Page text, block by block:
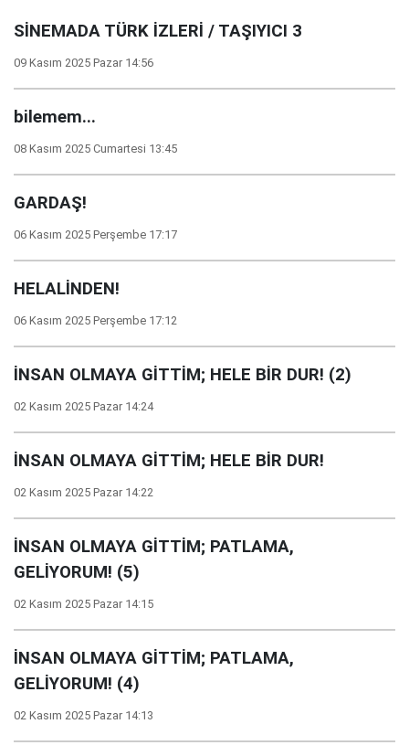
SİNEMADA TÜRK İZLERİ / TAŞIYICI 3
09 Kasım 2025 Pazar 14:56
bilemem...
08 Kasım 2025 Cumartesi 13:45
GARDAŞ!
06 Kasım 2025 Perşembe 17:17
HELALİNDEN!
06 Kasım 2025 Perşembe 17:12
İNSAN OLMAYA GİTTİM; HELE BİR DUR! (2)
02 Kasım 2025 Pazar 14:24
İNSAN OLMAYA GİTTİM; HELE BİR DUR!
02 Kasım 2025 Pazar 14:22
İNSAN OLMAYA GİTTİM; PATLAMA,
GELİYORUM! (5)
02 Kasım 2025 Pazar 14:15
İNSAN OLMAYA GİTTİM; PATLAMA,
GELİYORUM! (4)
02 Kasım 2025 Pazar 14:13